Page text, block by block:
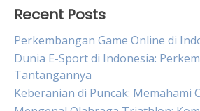
Recent Posts
Perkembangan Game Online di
Dunia E-Sport di Indonesia:
Tantangannya
Keberanian di Puncak: Memahami